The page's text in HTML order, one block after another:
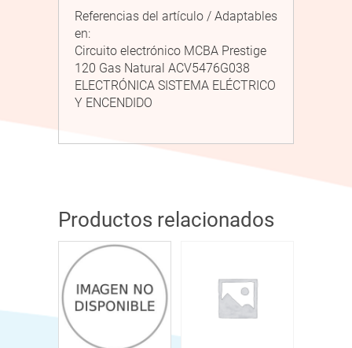
Referencias del artículo / Adaptables
en:
Circuito electrónico MCBA Prestige
120 Gas Natural ACV5476G038
ELECTRÓNICA SISTEMA ELÉCTRICO
Y ENCENDIDO
Productos relacionados